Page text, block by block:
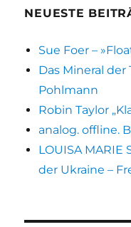
NEUESTE
Sue Foer –
Das Mineral der
Pohlmann
Robin Taylor
analog. offline.
LOUISA MARIE
der Ukraine –